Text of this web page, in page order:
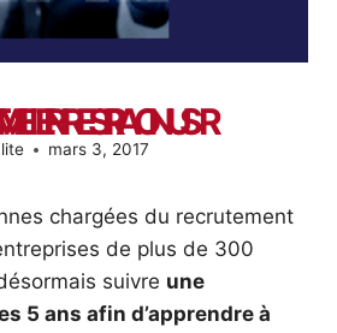
SANS DISCRIMINER
mars 3, 2017
chargées du recrutement
de plus de 300
suivre une
5 ans afin d’apprendre à